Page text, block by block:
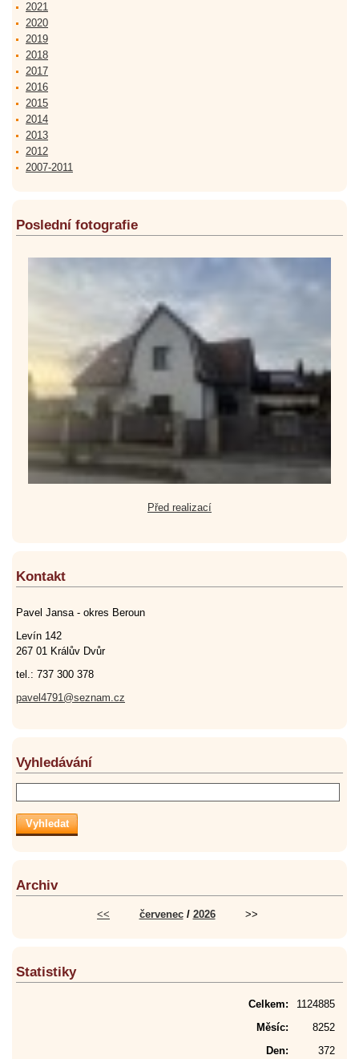
2021
2020
2019
2018
2017
2016
2015
2014
2013
2012
2007-2011
Poslední fotografie
Před realizací
Kontakt
Pavel Jansa - okres Beroun
Levín 142
267 01 Králův Dvůr
tel.: 737 300 378
pavel4791@seznam.cz
Vyhledávání
Archiv
<< červenec/ 2026 >>
Statistiky
Celkem:
1124885
Měsíc:
8252
Den:
372